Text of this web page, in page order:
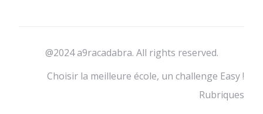
@2024 a9racadabra. All rights reserved.
Choisir la meilleure école, un challenge Easy !
Rubriques